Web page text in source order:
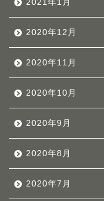
2021年1月
2020年12月
2020年11月
2020年10月
2020年9月
2020年8月
2020年7月